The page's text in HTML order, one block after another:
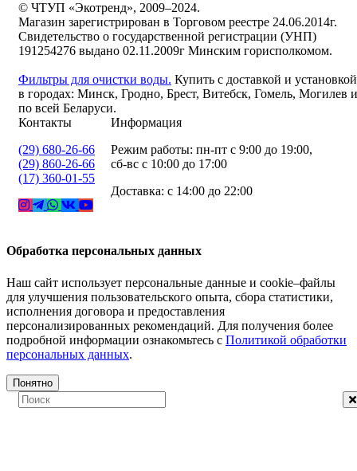
© ЧТУП «Экотренд», 2009–2024.
Магазин зарегистрирован в Торговом реестре 24.06.2014г.
Свидетельство о государственной регистрации (УНП)
191254276 выдано 02.11.2009г Минским горисполкомом.
Фильтры для очистки воды. Купить с доставкой и установкой
в городах: Минск, Гродно, Брест, Витебск, Гомель, Могилев и
по всей Беларуси.
Контакты
(29) 680-26-66
(29) 860-26-66
(17) 360-01-55
Информация
Режим работы: пн-пт с 9:00 до 19:00,
сб-вс с 10:00 до 17:00
Доставка: с 14:00 до 22:00
Обработка персональных данных
Наш сайт использует персональные данные и cookie–файлы
для улучшения пользовательского опыта, сбора статистики,
исполнения договора и предоставления
персонализированных рекомендаций. Для получения более
подробной информации ознакомьтесь с Политикой обработки
персональных данных.
Понятно